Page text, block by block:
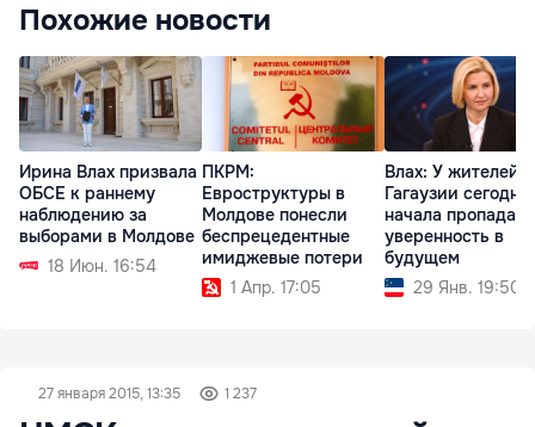
Похожие новости
Ирина Влах призвала
ОБСЕ к раннему
наблюдению за
выборами в Молдове
18 Июн. 16:54
ПКРМ:
Евроструктуры в
Молдове понесли
беспрецедентные
имиджевые потери
1 Апр. 17:05
Влах: У жителей
Гагаузии сегодня
начала пропадать
уверенность в
будущем
29 Янв. 19:50
27 января 2015, 13:35 1 237